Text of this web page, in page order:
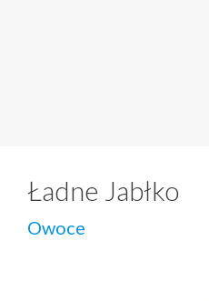
Ładne Jabłko
Owoce